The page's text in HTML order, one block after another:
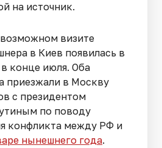
на источник.
визите
в Киев появилась в
конце июля. Оба
приезжали в Москву
с президентом
по поводу
конфликта между РФ и
нынешнего года.